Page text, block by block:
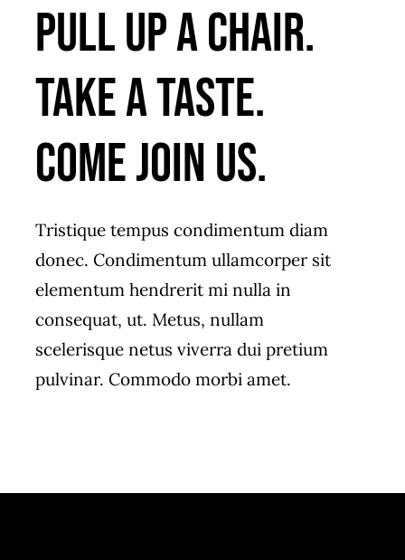
Pull up a chair.
Take a taste.
Come join us.
Tristique tempus condimentum diam
donec. Condimentum ullamcorper sit
elementum hendrerit mi nulla in
consequat, ut. Metus, nullam
scelerisque netus viverra dui pretium
pulvinar. Commodo morbi amet.